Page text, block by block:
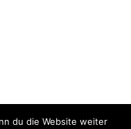
du die Website weiter